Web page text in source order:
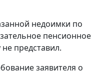
недоимки по
пенсионное
не представил.
заявителя о